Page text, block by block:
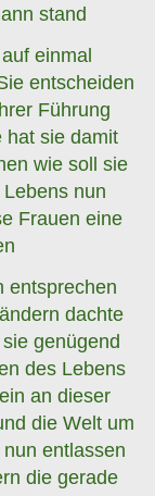
stand
einmal
entscheiden
Führung
hat sie damit
wie soll sie
nun
Frauen eine
entsprechen
dachte
genügend
des Lebens
an dieser
die Welt um
entlassen
die gerade